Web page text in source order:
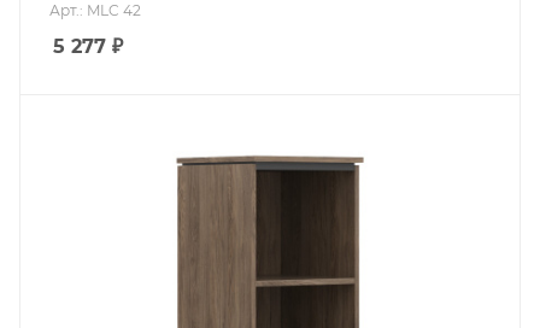
Арт.: MLC 42
5 277 ₽